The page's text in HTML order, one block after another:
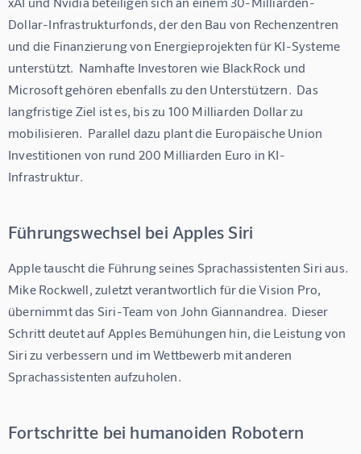
Dollar-Infrastrukturfonds, der den Bau von Rechenzentren
und die Finanzierung von Energieprojekten für KI-Systeme
unterstützt.  Namhafte Investoren wie BlackRock und
Microsoft gehören ebenfalls zu den Unterstützern.  Das
langfristige Ziel ist es, bis zu 100 Milliarden Dollar zu
mobilisieren.  Parallel dazu plant die Europäische Union
Investitionen von rund 200 Milliarden Euro in KI-
Infrastruktur.
Führungswechsel bei Apples Siri
Apple tauscht die Führung seines Sprachassistenten Siri aus.
Mike Rockwell, zuletzt verantwortlich für die Vision Pro,
übernimmt das Siri-Team von John Giannandrea.  Dieser
Schritt deutet auf Apples Bemühungen hin, die Leistung von
Siri zu verbessern und im Wettbewerb mit anderen
Sprachassistenten aufzuholen.
Fortschritte bei humanoiden Robotern